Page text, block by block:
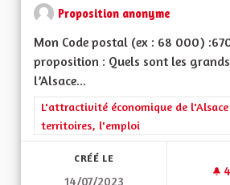
Proposition anonyme
Mon Code postal (ex : 68 000)
proposition : Quels sont les
l’Alsace...
Filtrer les résultats de la catégorie :
L'attractivité économique de l'Alsace
territoires, l'emploi
CRÉÉ LE
14/07/2023